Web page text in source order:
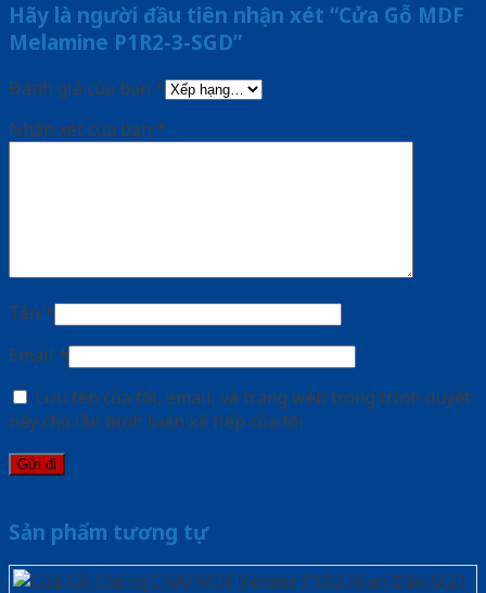
Hãy là người đầu tiên nhận xét “Cửa Gỗ MDF
Melamine P1R2-3-SGD”
Đánh giá của bạn *
Nhận xét của bạn *
Tên *
Email *
Lưu tên của tôi, email, và trang web trong trình duyệt
này cho lần bình luận kế tiếp của tôi.
Sản phẩm tương tự